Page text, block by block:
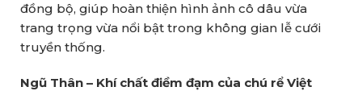
đồng bộ, giúp hoàn thiện hình ảnh cô dâu vừa
trang trọng vừa nổi bật trong không gian lễ cưới
truyền thống.
Ngũ Thân – Khí chất điềm đạm của chú rể Việt